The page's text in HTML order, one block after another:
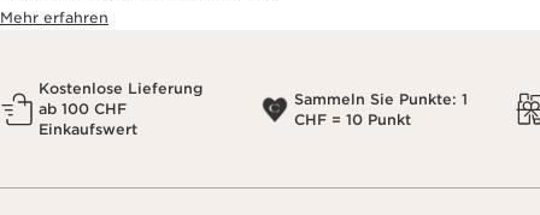
Mehr erfahren
Kostenlose Lieferung
ab 100 CHF
Einkaufswert
Sammeln Sie Punkte: 1
CHF = 10 Punkt